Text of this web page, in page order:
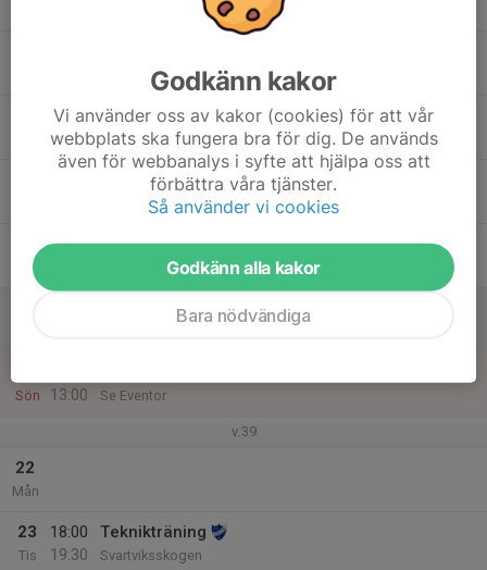
Fre
19:00
DM natt - funktionärer
Eget arrangemang
Sön
13:00
Se Eventor
v.39
22
Mån
23
Tis
18:00
19:30
Teknikträning
Svartviksskogen
Godkänn kakor
Vi använder oss av kakor (cookies) för att vår
webbplats ska fungera bra för dig. De används
även för webbanalys i syfte att hjälpa oss att
förbättra våra tjänster.
Så använder vi cookies
Godkänn alla kakor
Bara nödvändiga